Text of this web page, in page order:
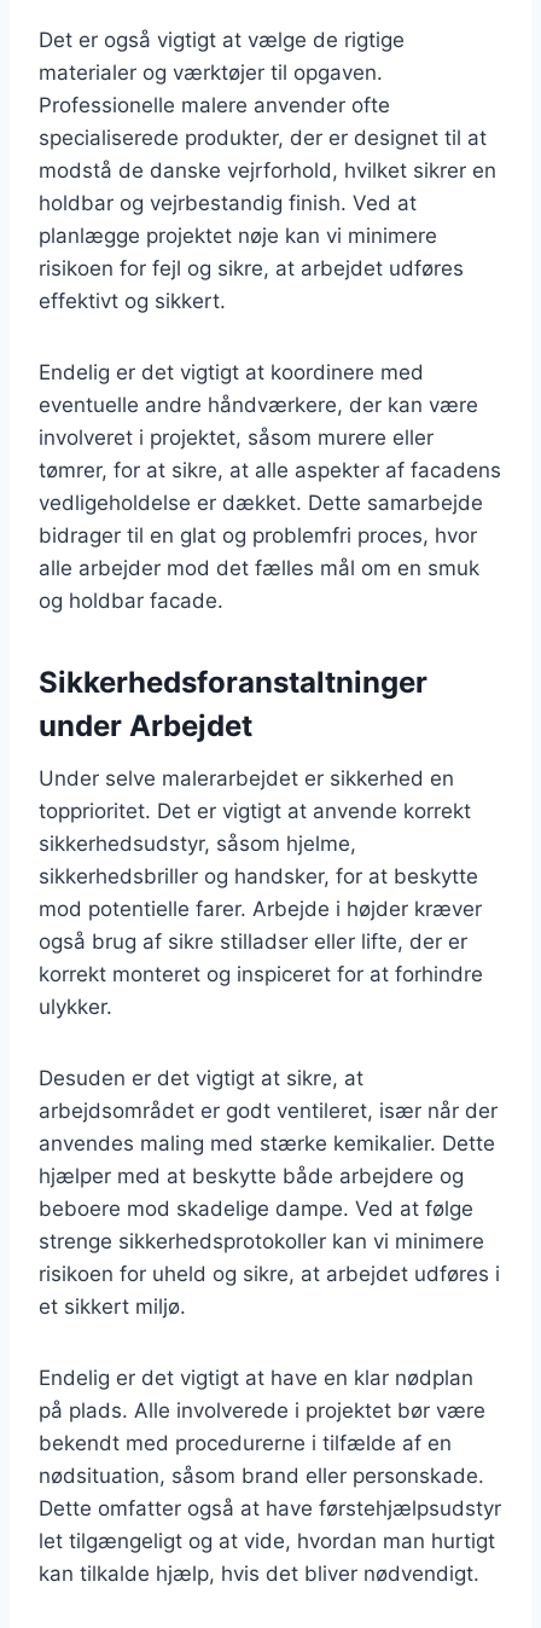
Det er også vigtigt at vælge de rigtige
materialer og værktøjer til opgaven.
Professionelle malere anvender ofte
specialiserede produkter, der er designet til at
modstå de danske vejrforhold, hvilket sikrer en
holdbar og vejrbestandig finish. Ved at
planlægge projektet nøje kan vi minimere
risikoen for fejl og sikre, at arbejdet udføres
effektivt og sikkert.
Endelig er det vigtigt at koordinere med
eventuelle andre håndværkere, der kan være
involveret i projektet, såsom murere eller
tømrer, for at sikre, at alle aspekter af facadens
vedligeholdelse er dækket. Dette samarbejde
bidrager til en glat og problemfri proces, hvor
alle arbejder mod det fælles mål om en smuk
og holdbar facade.
Sikkerhedsforanstaltninger
under Arbejdet
Under selve malerarbejdet er sikkerhed en
topprioritet. Det er vigtigt at anvende korrekt
sikkerhedsudstyr, såsom hjelme,
sikkerhedsbriller og handsker, for at beskytte
mod potentielle farer. Arbejde i højder kræver
også brug af sikre stilladser eller lifte, der er
korrekt monteret og inspiceret for at forhindre
ulykker.
Desuden er det vigtigt at sikre, at
arbejdsområdet er godt ventileret, især når der
anvendes maling med stærke kemikalier. Dette
hjælper med at beskytte både arbejdere og
beboere mod skadelige dampe. Ved at følge
strenge sikkerhedsprotokoller kan vi minimere
risikoen for uheld og sikre, at arbejdet udføres i
et sikkert miljø.
Endelig er det vigtigt at have en klar nødplan
på plads. Alle involverede i projektet bør være
bekendt med procedurerne i tilfælde af en
nødsituation, såsom brand eller personskade.
Dette omfatter også at have førstehjælpsudstyr
let tilgængeligt og at vide, hvordan man hurtigt
kan tilkalde hjælp, hvis det bliver nødvendigt.